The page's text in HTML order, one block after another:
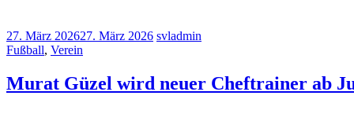
27. März 202627. März 2026 svladmin
Fußball, Verein
Murat Güzel wird neuer Cheftrainer ab